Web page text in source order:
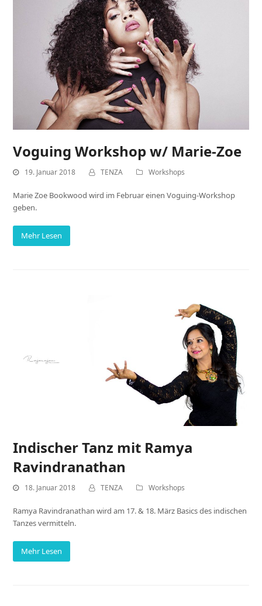
Voguing Workshop w/ Marie-Zoe
19. Januar 2018 TENZA Workshops
Marie Zoe Bookwood wird im Februar einen Voguing-Workshop
geben.
Mehr Lesen
Indischer Tanz mit Ramya
Ravindranathan
18. Januar 2018 TENZA Workshops
Ramya Ravindranathan wird am 17. & 18. März Basics des indischen
Tanzes vermitteln.
Mehr Lesen